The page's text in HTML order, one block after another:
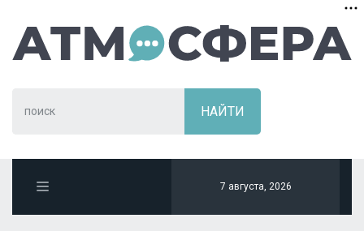
7 августа, 2026